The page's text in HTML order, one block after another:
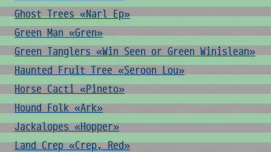
Ghost Trees «Narl Ep»
Green Man «Gren»
Green Tanglers «Win Seen or Green Winislean»
Haunted Fruit Tree «Seroon Lou»
Horse Cacti «Pineto»
Hound Folk «Ark»
Jackalopes «Hopper»
Land Crep «Crep, Red»